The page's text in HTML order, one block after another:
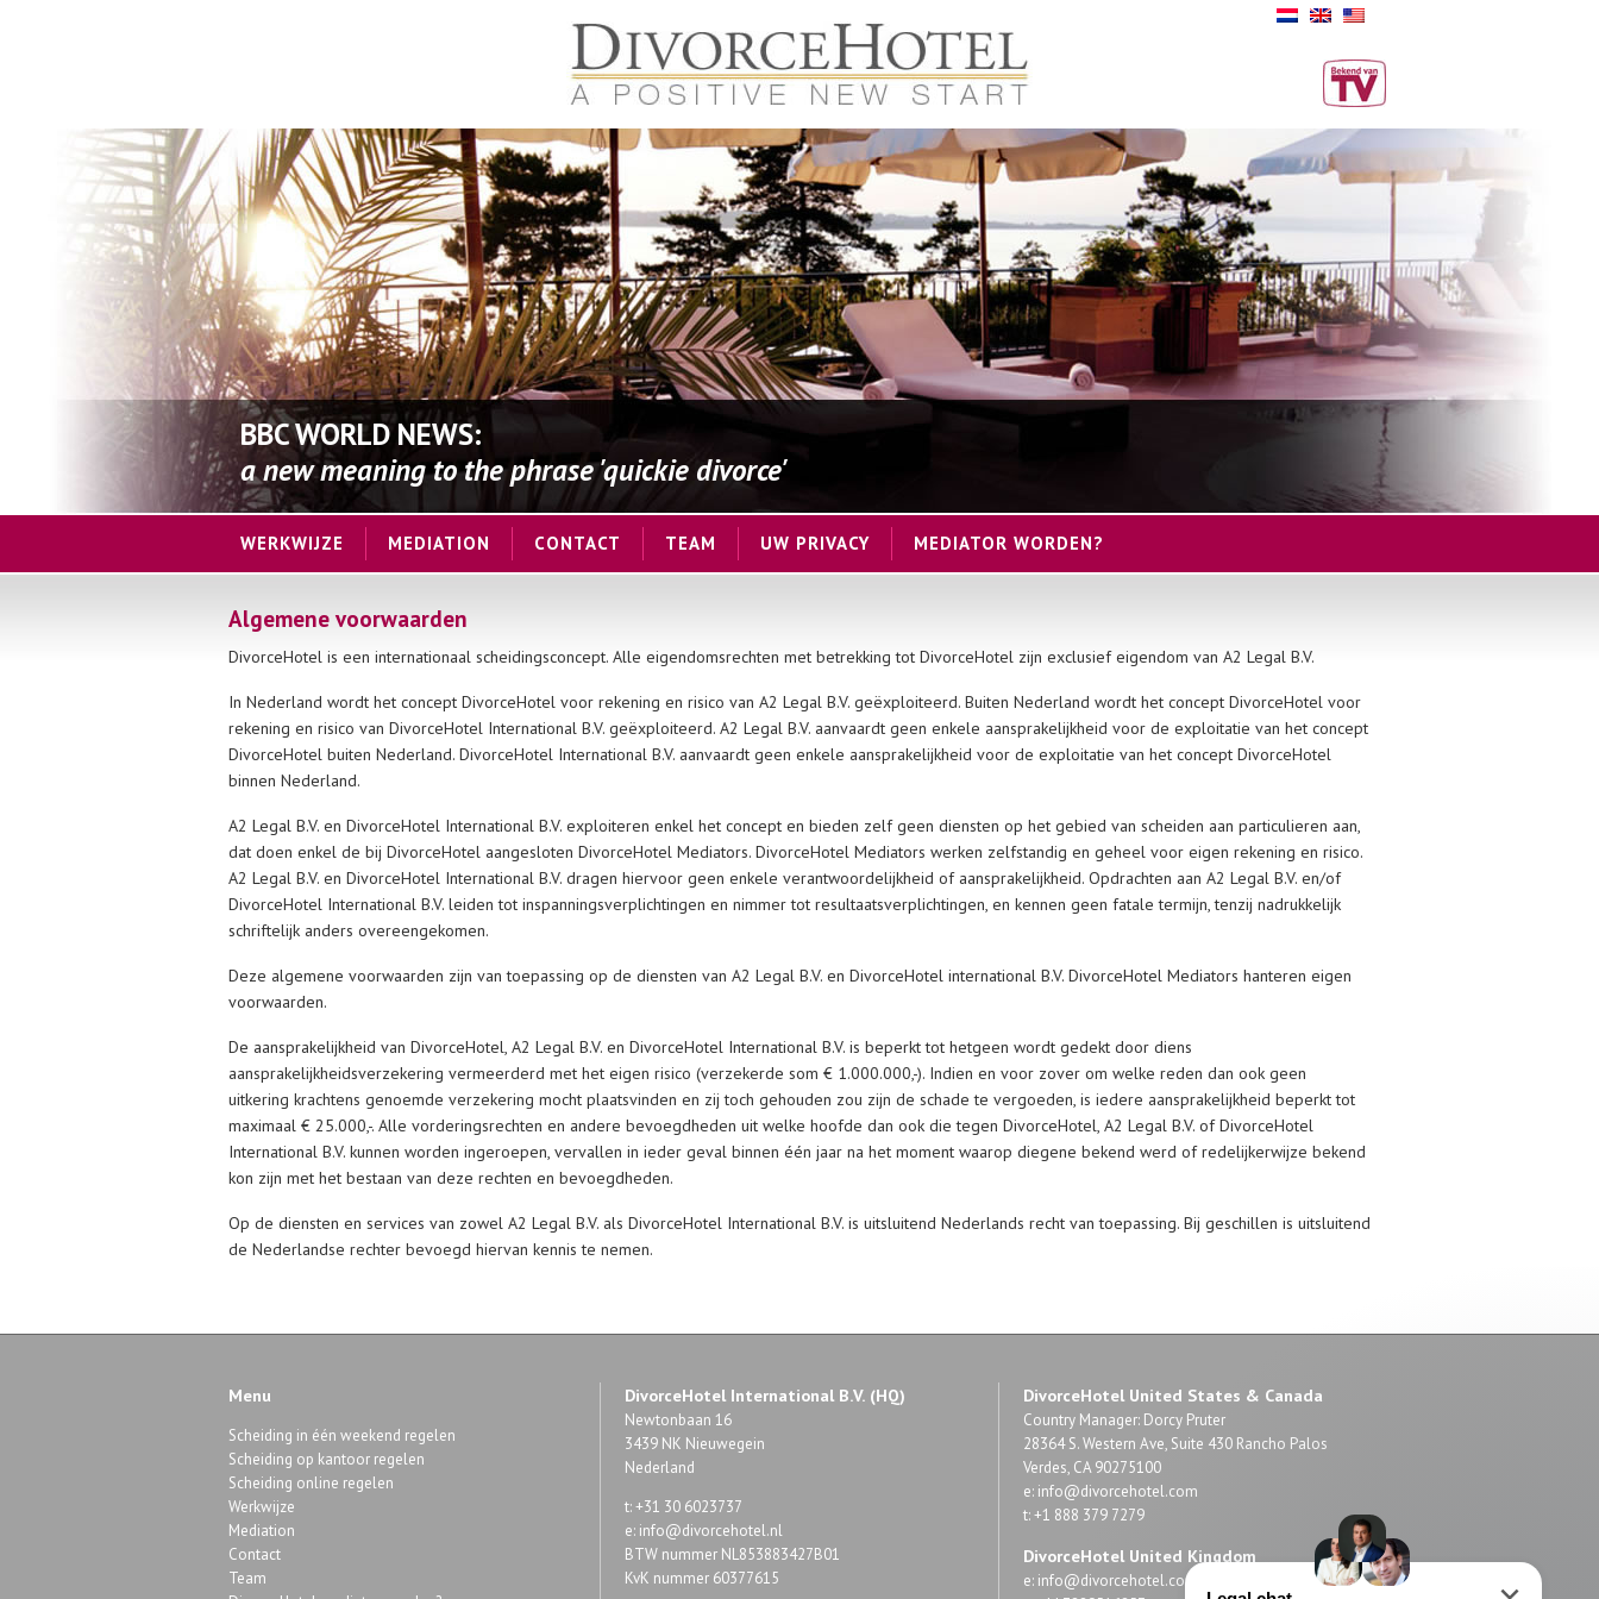
BBC WORLD NEWS:
a new meaning to the phrase 'quickie divorce'
WERKWIJZE MEDIATION CONTACT TEAM UW PRIVACY MEDIATOR WORDEN?
Algemene voorwaarden
DivorceHotel is een internationaal scheidingsconcept. Alle eigendomsrechten met betrekking tot DivorceHotel zijn exclusief eigendom van A2 Legal B.V.
In Nederland wordt het concept DivorceHotel voor rekening en risico van A2 Legal B.V. geëxploiteerd. Buiten Nederland wordt het concept DivorceHotel voor
rekening en risico van DivorceHotel International B.V. geëxploiteerd. A2 Legal B.V. aanvaardt geen enkele aansprakelijkheid voor de exploitatie van het concept
DivorceHotel buiten Nederland. DivorceHotel International B.V. aanvaardt geen enkele aansprakelijkheid voor de exploitatie van het concept DivorceHotel
binnen Nederland.
A2 Legal B.V. en DivorceHotel International B.V. exploiteren enkel het concept en bieden zelf geen diensten op het gebied van scheiden aan particulieren aan,
dat doen enkel de bij DivorceHotel aangesloten DivorceHotel Mediators. DivorceHotel Mediators werken zelfstandig en geheel voor eigen rekening en risico.
A2 Legal B.V. en DivorceHotel International B.V. dragen hiervoor geen enkele verantwoordelijkheid of aansprakelijkheid. Opdrachten aan A2 Legal B.V. en/of
DivorceHotel International B.V. leiden tot inspanningsverplichtingen en nimmer tot resultaatsverplichtingen, en kennen geen fatale termijn, tenzij nadrukkelijk
schriftelijk anders overeengekomen.
Deze algemene voorwaarden zijn van toepassing op de diensten van A2 Legal B.V. en DivorceHotel international B.V. DivorceHotel Mediators hanteren eigen
voorwaarden.
De aansprakelijkheid van DivorceHotel, A2 Legal B.V. en DivorceHotel International B.V. is beperkt tot hetgeen wordt gedekt door diens
aansprakelijkheidsverzekering vermeerderd met het eigen risico (verzekerde som € 1.000.000,-). Indien en voor zover om welke reden dan ook geen
uitkering krachtens genoemde verzekering mocht plaatsvinden en zij toch gehouden zou zijn de schade te vergoeden, is iedere aansprakelijkheid beperkt tot
maximaal € 25.000,-. Alle vorderingsrechten en andere bevoegdheden uit welke hoofde dan ook die tegen DivorceHotel, A2 Legal B.V. of DivorceHotel
International B.V. kunnen worden ingeroepen, vervallen in ieder geval binnen één jaar na het moment waarop diegene bekend werd of redelijkerwijze bekend
kon zijn met het bestaan van deze rechten en bevoegdheden.
Op de diensten en services van zowel A2 Legal B.V. als DivorceHotel International B.V. is uitsluitend Nederlands recht van toepassing. Bij geschillen is uitsluitend
de Nederlandse rechter bevoegd hiervan kennis te nemen.
Menu
Scheiding in één weekend regelen
Scheiding op kantoor regelen
Scheiding online regelen
Werkwijze
Mediation
Contact
Team
DivorceHotel International B.V. (HQ)
Newtonbaan 16
3439 NK Nieuwegein
Nederland
t: +31 30 6023737
e: info@divorcehotel.nl
BTW nummer NL853883427B01
KvK nummer 60377615
DivorceHotel United States & Canada
Country Manager: Dorcy Pruter
28364 S. Western Ave, Suite 430 Rancho Palos
Verdes, CA 90275100
e: info@divorcehotel.com
t: +1 888 379 7279
DivorceHotel United Kingdom
e: info@divorcehotel.com